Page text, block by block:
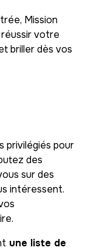
Mission
votre
briller dès vos
privilégiés pour
des
sur des
intéressent.
une liste de